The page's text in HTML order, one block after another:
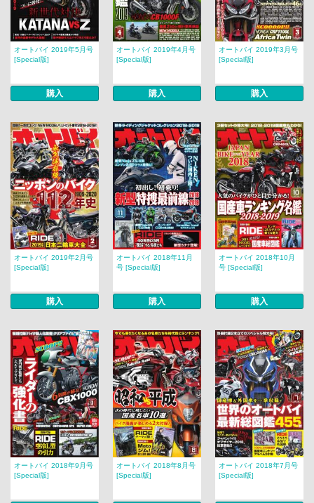
オートバイ 2019年5月号
[Special版]
購入
オートバイ 2019年4月号
[Special版]
購入
オートバイ 2019年3月号
[Special版]
購入
オートバイ 2019年2月号
[Special版]
購入
オートバイ 2018年11月
号 [Special版]
購入
オートバイ 2018年10月
号 [Special版]
購入
オートバイ 2018年9月号
[Special版]
オートバイ 2018年8月号
[Special版]
オートバイ 2018年7月号
[Special版]